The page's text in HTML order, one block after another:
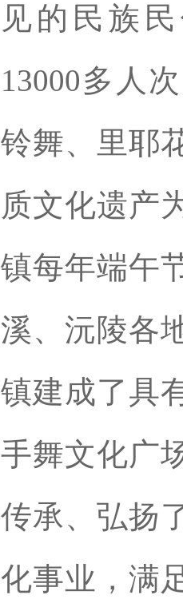
见的民族
13000多人
铃舞、里耶
质文化遗产
镇每年端午
溪、沅陵各
镇建成了具
手舞文化广
传承、弘扬
化事业，满